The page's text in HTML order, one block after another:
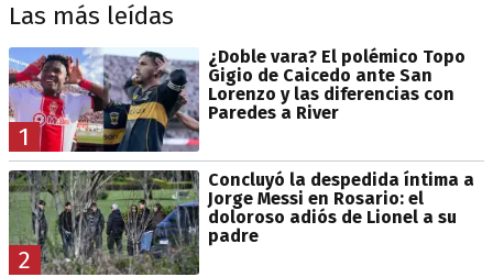
Las más leídas
1
¿Doble vara? El polémico Topo
Gigio de Caicedo ante San
Lorenzo y las diferencias con
Paredes a River
2
Concluyó la despedida íntima a
Jorge Messi en Rosario: el
doloroso adiós de Lionel a su
padre